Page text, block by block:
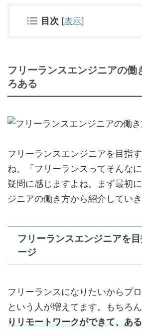
目次 [表示]
フリーランスエンジニアの働
ろある
フリーランスエンジニアを目指
ね。「フリーランスってそんな
疑問に感じますよね。まず最初
ジニアの働き方から紹介していき
フリーランスエンジニアを
ージ
フリーランスになりたいからプ
という人が増えてます。もちろん
りリモートワークができて、あ